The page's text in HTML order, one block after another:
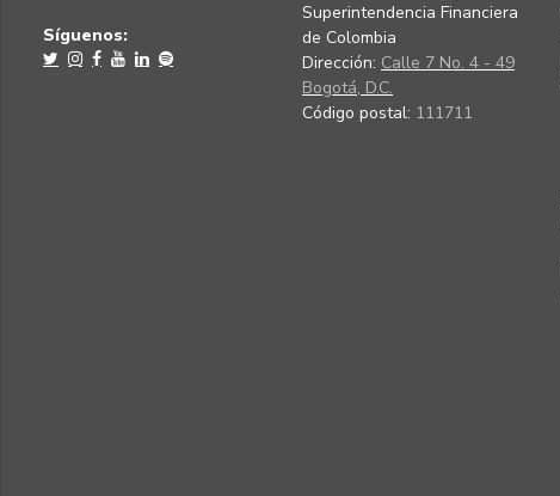
Síguenos:
Superintendencia Financiera
de Colombia
Dirección: Calle 7 No. 4 - 49
Bogotá, D.C.
Código postal: 111711